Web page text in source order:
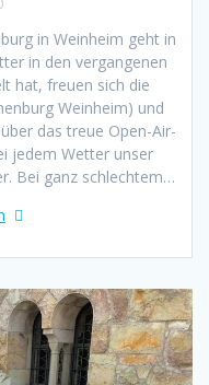
in Weinheim geht in
in den vergangenen
hat, freuen sich die
Weinheim) und
das treue Open-Air-
jedem Wetter unser
Bei ganz schlechtem…